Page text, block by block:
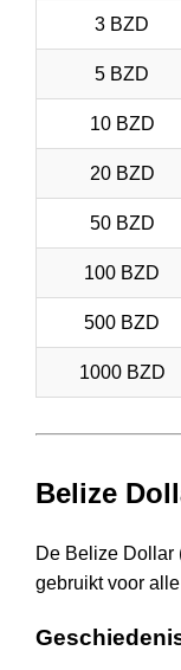
3 BZD
5 BZD
10 BZD
20 BZD
50 BZD
100 BZD
500 BZD
1000 BZD
Belize
De Belize Dollar
gebruikt voor